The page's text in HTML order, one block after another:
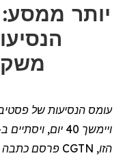
עומס הנסיעות של פסטיבל
הזו, CGTN
פרסם כתבה